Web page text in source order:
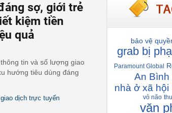
sợ, giới trẻ
kiệm tiền
quả
tin và số lượng giao
hướng tiêu dùng đáng
giao dịch trực tuyến
bảo vệ
grab bị
Paramount Global
An Bình
nhà ở xã hội
vỏ não
văn